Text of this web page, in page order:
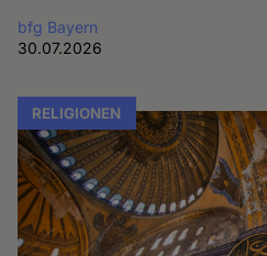
bfg Bayern
30.07.2026
RELIGIONEN